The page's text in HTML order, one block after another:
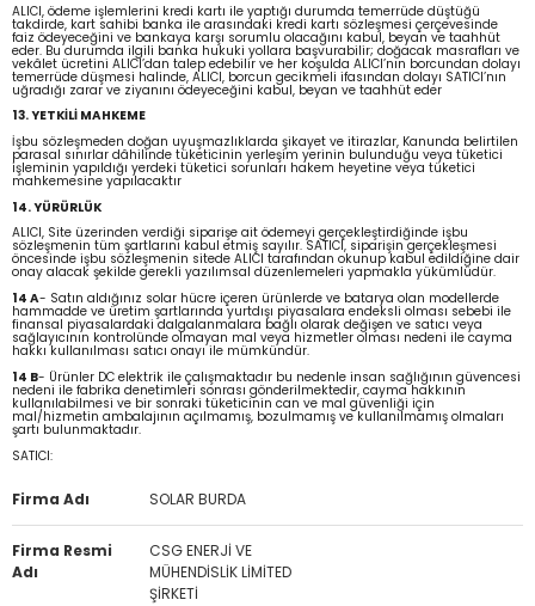
ALICI, ödeme işlemlerini kredi kartı ile yaptığı durumda temerrüde düştüğü
takdirde, kart sahibi banka ile arasındaki kredi kartı sözleşmesi çerçevesinde
faiz ödeyeceğini ve bankaya karşı sorumlu olacağını kabul, beyan ve taahhüt
eder. Bu durumda ilgili banka hukuki yollara başvurabilir; doğacak masrafları ve
vekâlet ücretini ALICI’dan talep edebilir ve her koşulda ALICI’nın borcundan dolayı
temerrüde düşmesi halinde, ALICI, borcun gecikmeli ifasından dolayı SATICI’nın
uğradığı zarar ve ziyanını ödeyeceğini kabul, beyan ve taahhüt eder
13. YETKİLİ MAHKEME
İşbu sözleşmeden doğan uyuşmazlıklarda şikayet ve itirazlar, Kanunda belirtilen
parasal sınırlar dâhilinde tüketicinin yerleşim yerinin bulunduğu veya tüketici
işleminin yapıldığı yerdeki tüketici sorunları hakem heyetine veya tüketici
mahkemesine yapılacaktır
14. YÜRÜRLÜK
ALICI, Site üzerinden verdiği siparişe ait ödemeyi gerçekleştirdiğinde işbu
sözleşmenin tüm şartlarını kabul etmiş sayılır. SATICI, siparişin gerçekleşmesi
öncesinde işbu sözleşmenin sitede ALICI tarafından okunup kabul edildiğine dair
onay alacak şekilde gerekli yazılımsal düzenlemeleri yapmakla yükümlüdür.
14 A- Satın aldığınız solar hücre içeren ürünlerde ve batarya olan modellerde
hammadde ve üretim şartlarında yurtdışı piyasalara endeksli olması sebebi ile
finansal piyasalardaki dalgalanmalara bağlı olarak değişen ve satıcı veya
sağlayıcının kontrolünde olmayan mal veya hizmetler olması nedeni ile cayma
hakkı kullanılması satıcı onayı ile mümkündür.
14 B- Ürünler DC elektrik ile çalışmaktadır bu nedenle insan sağlığının güvencesi
nedeni ile fabrika denetimleri sonrası gönderilmektedir, cayma hakkının
kullanılabilmesi ve bir sonraki tüketicinin can ve mal güvenliği için
mal/hizmetin ambalajının açılmamış, bozulmamış ve kullanılmamış olmaları
şartı bulunmaktadır.
SATICI:
Firma Adı SOLAR BURDA
Firma Resmi
Adı
CSG ENERJİ VE
MÜHENDİSLİK LİMİTED
ŞİRKETİ